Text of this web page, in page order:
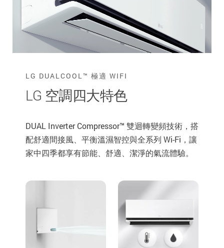
LG DUALCOOL™ 極適 WIFI
LG 空調四大特色
DUAL Inverter Compressor™ 雙迴轉變頻技術，搭
配舒適間接風、平衡溫濕智控與全系列 Wi-Fi，讓
家中四季都享有節能、舒適、潔淨的氣流體驗。